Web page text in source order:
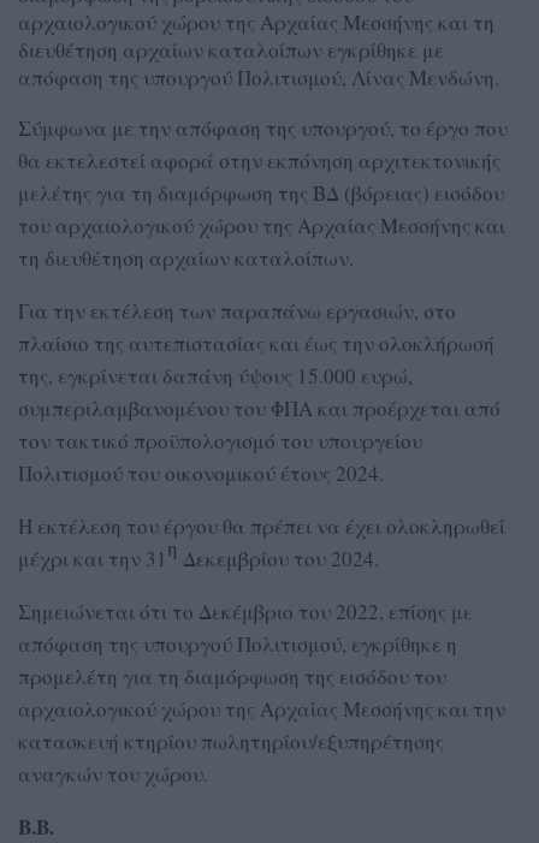
αρχαιολογικού χώρου της Αρχαίας Μεσσήνης και τη
διευθέτηση αρχαίων καταλοίπων εγκρίθηκε με
απόφαση της υπουργού Πολιτισμού, Λίνας Μενδώνη.
Σύμφωνα με την απόφαση της υπουργού, το έργο που
θα εκτελεστεί αφορά στην εκπόνηση αρχιτεκτονικής
μελέτης για τη διαμόρφωση της ΒΔ (βόρειας) εισόδου
του αρχαιολογικού χώρου της Αρχαίας Μεσσήνης και
τη διευθέτηση αρχαίων καταλοίπων.
Για την εκτέλεση των παραπάνω εργασιών, στο
πλαίσιο της αυτεπιστασίας και έως την ολοκλήρωσή
της, εγκρίνεται δαπάνη ύψους 15.000 ευρώ,
συμπεριλαμβανομένου του ΦΠΑ και προέρχεται από
τον τακτικό προϋπολογισμό του υπουργείου
Πολιτισμού του οικονομικού έτους 2024.
Η εκτέλεση του έργου θα πρέπει να έχει ολοκληρωθεί
μέχρι και την 31η Δεκεμβρίου του 2024.
Σημειώνεται ότι το Δεκέμβριο του 2022, επίσης με
απόφαση της υπουργού Πολιτισμού, εγκρίθηκε η
προμελέτη για τη διαμόρφωση της εισόδου του
αρχαιολογικού χώρου της Αρχαίας Μεσσήνης και την
κατασκευή κτηρίου πωλητηρίου/εξυπηρέτησης
αναγκών του χώρου.
Β.Β.